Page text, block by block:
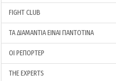
FIGHT CLUB
ΤΑ ΔΙΑΜΑΝΤΙΑ ΕΙΝΑΙ ΠΑΝΤΟΤΙΝΑ
ΟΙ ΡΕΠΟΡΤΕΡ
THE EXPERTS